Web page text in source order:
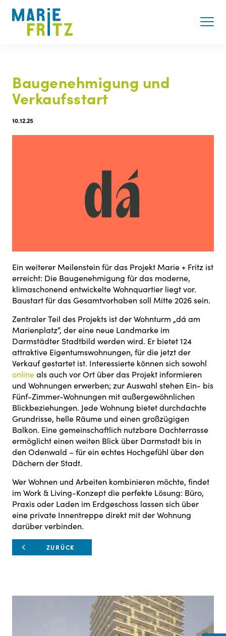
Baugenehmigung und
Verkaufsstart
10.12.25
Ein weiterer Meilenstein für das Projekt Marie + Fritz ist
erreicht: Die Baugenehmigung für das moderne,
klimaschonend entwickelte Wohnquartier liegt vor.
Baustart für das Gesamtvorhaben soll Mitte 2026 sein.
Zentraler Teil des Projekts ist der Wohnturm „dá am
Marienplatz“, der eine neue Landmarke im
Darmstädter Stadtbild werden wird. Er bietet 124
attraktive Eigentumswohnungen, für die jetzt der
Verkauf gestartet ist. Interessierte können sich sowohl
onlineals auch vor Ort über das Projekt informieren
und Wohnungen erwerben; zur Auswahl stehen Ein- bis
Fünf-Zimmer-Wohnungen mit außergewöhnlichen
Blickbeziehungen. Jede Wohnung bietet durchdachte
Grundrisse, helle Räume und einen großzügigen
Balkon. Eine gemeinschaftlich nutzbare Dachterrasse
ermöglicht einen weiten Blick über Darmstadt bis in
den Odenwald – für ein echtes Hochgefühl über den
Dächern der Stadt.
Wer Wohnen und Arbeiten kombinieren möchte, findet
im Work & Living-Konzept die perfekte Lösung: Büro,
Praxis oder Laden im Erdgeschoss lassen sich über
eine private Innentreppe direkt mit der Wohnung
darüber verbinden.
ZURÜCK